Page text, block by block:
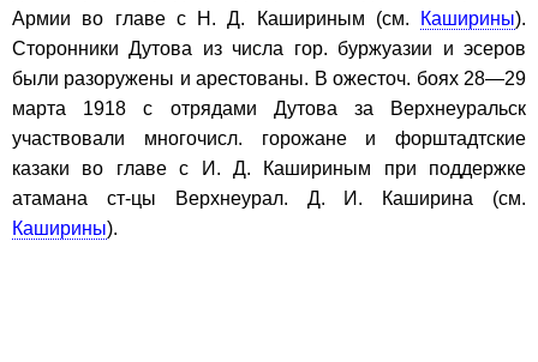
Армии во главе с Н. Д. Кашириным (см.
Каширины).
Сторонники Дутова из числа гор. буржуазии и эсеров
были разоружены и арестованы. В ожесточ. боях 28—29
марта 1918 с отрядами Дутова за Верхнеуральск
участвовали многочисл. горожане и форштадтские
казаки во главе с И. Д. Кашириным при поддержке
атамана ст-цы Верхнеурал. Д. И. Каширина (см.
Каширины).